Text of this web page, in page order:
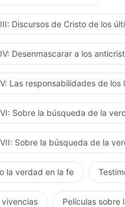
la gente en la tierra,
infinitos por Él en
las cosas rejuvenecen,
tierra.
florecen,
está llena de júbilo!
vida está llena de júbilo!
reino, el reino de Satanás
Discursos de Cristo de los
Desenmascarar a los
Las responsabilidades de los
Sobre la búsqueda de la
Sobre la búsqueda de la
la verdad en la fe
Películas sobre